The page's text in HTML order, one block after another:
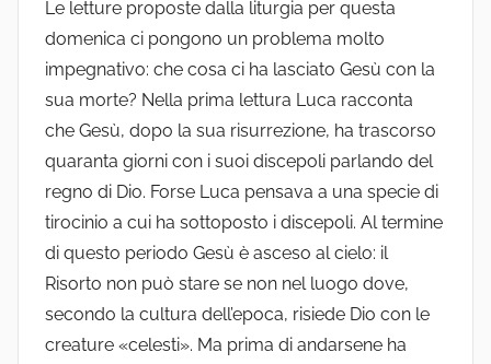
Le letture proposte dalla liturgia per questa
domenica ci pongono un problema molto
impegnativo: che cosa ci ha lasciato Gesù con la
sua morte? Nella prima lettura Luca racconta
che Gesù, dopo la sua risurrezione, ha trascorso
quaranta giorni con i suoi discepoli parlando del
regno di Dio. Forse Luca pensava a una specie di
tirocinio a cui ha sottoposto i discepoli. Al termine
di questo periodo Gesù è asceso al cielo: il
Risorto non può stare se non nel luogo dove,
secondo la cultura dell’epoca, risiede Dio con le
creature «celesti». Ma prima di andarsene ha